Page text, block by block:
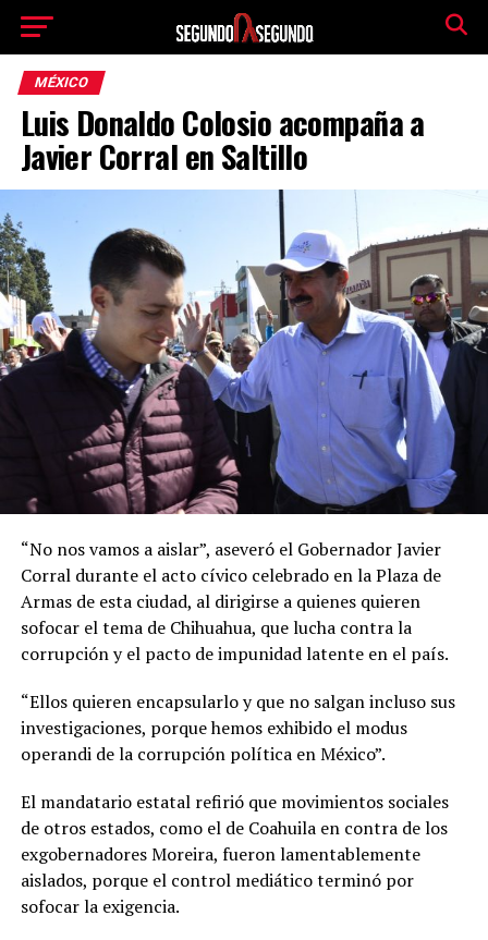
MÉXICO
Luis Donaldo Colosio acompaña a
Javier Corral en Saltillo
“No nos vamos a aislar”, aseveró el Gobernador Javier
Corral durante el acto cívico celebrado en la Plaza de
Armas de esta ciudad, al dirigirse a quienes quieren
sofocar el tema de Chihuahua, que lucha contra la
corrupción y el pacto de impunidad latente en el país.
“Ellos quieren encapsularlo y que no salgan incluso sus
investigaciones, porque hemos exhibido el modus
operandi de la corrupción política en México”.
El mandatario estatal refirió que movimientos sociales
de otros estados, como el de Coahuila en contra de los
exgobernadores Moreira, fueron lamentablemente
aislados, porque el control mediático terminó por
sofocar la exigencia.